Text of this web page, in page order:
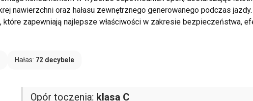
nawierzchni oraz hałasu zewnętrznego generowanego podczas
które zapewniają najlepsze właściwości w zakresie bezpieczeństwa,
Hałas: 72 decybele
Opór toczenia: klasa C